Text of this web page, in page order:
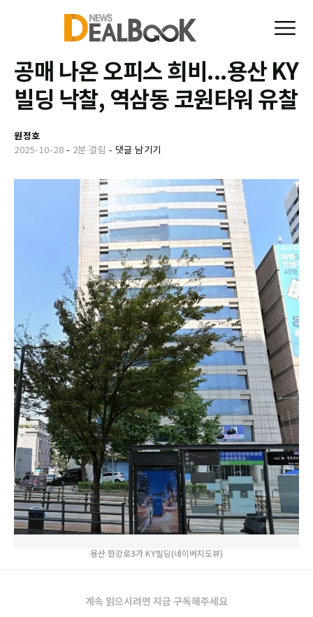
공매 나온 오피스 희비...용산 KY
빌딩 낙찰, 역삼동 코원타워 유찰
원정호
2025-10-28 - 2분 걸림 - 댓글 남기기
용산 한강로3가 KY빌딩(네이버지도뷰)
계속 읽으시려면 지금 구독해주세요